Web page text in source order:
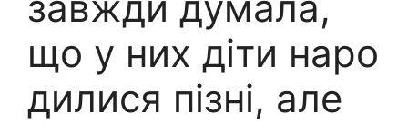
що у них діти наро
дилися пізні, але